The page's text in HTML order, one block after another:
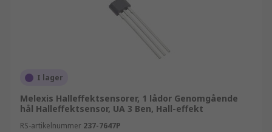
I lager
Melexis Halleffektsensorer, 1 lådor Genomgående
hål Halleffektsensor, UA 3 Ben, Hall-effekt
RS-artikelnummer 237-7647P